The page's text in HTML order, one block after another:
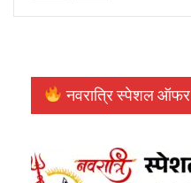
नवरात्रि स्पेशल ऑफर